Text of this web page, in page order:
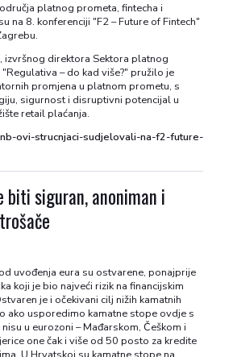
platnog prometa, fintecha i
na 8. konferenciji "F2 – Future of Fintech"
izvršnog direktora Sektora platnog
– do kad više?" pružilo je
promjena u platnom prometu, s
sigurnost i disruptivni potencijal u
retail plaćanja.
ovi-strucnjaci-sudjelovali-na-f2-future-
biti siguran, anoniman i
uvođenja eura su ostvarene, ponajprije
koji je bio najveći rizik na financijskim
je i očekivani cilj nižih kamatnih
ako usporedimo kamatne stope ovdje s
u eurozoni – Mađarskom, Češkom i
one čak i više od 50 posto za kredite